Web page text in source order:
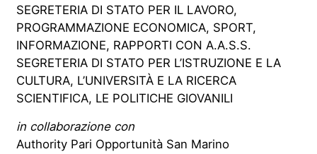
SEGRETERIA DI STATO PER IL LAVORO,
PROGRAMMAZIONE ECONOMICA, SPORT,
INFORMAZIONE, RAPPORTI CON A.A.S.S.
SEGRETERIA DI STATO PER L’ISTRUZIONE E LA
CULTURA, L’UNIVERSITÀ E LA RICERCA
SCIENTIFICA, LE POLITICHE GIOVANILI
in collaborazione con
Authority Pari Opportunità San Marino